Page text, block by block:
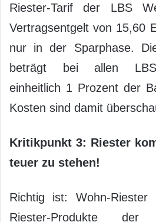
Riester-Tarif der LBS
Vertragsentgelt von 15,60
nur in der Sparphase.
beträgt bei allen LBS-
einheitlich 1 Prozent der
Kosten sind damit
Kritikpunkt 3: Riester
teuer zu stehen!
Richtig ist: Wohn-
Riester-Produkte